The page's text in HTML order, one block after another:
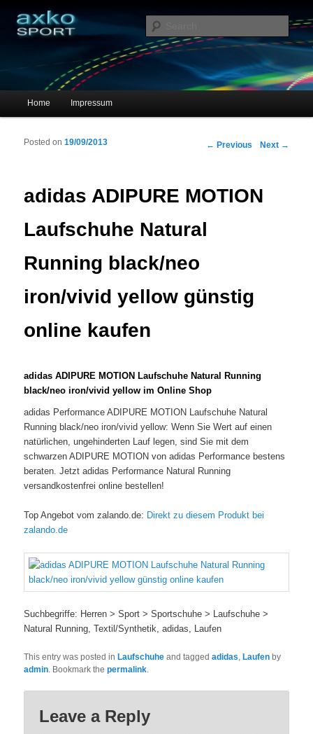
axko-sport – Sportschuhe online
Main menu
Skip to primary content
Skip to secondary content
Home Impressum
Post navigation
← Previous Next →
adidas ADIPURE MOTION
Laufschuhe Natural
Running black/neo
iron/vivid yellow günstig
online kaufen
Posted on19/09/2013
adidas ADIPURE MOTION Laufschuhe Natural Running
black/neo iron/vivid yellow im Online Shop
adidas Performance ADIPURE MOTION Laufschuhe Natural
Running black/neo iron/vivid yellow: Wenn Sie Wert auf einen
natürlichen, ungehinderten Lauf legen, sind Sie mit dem
schwarzen ADIPURE MOTION von adidas Performance bestens
beraten. Jetzt adidas Performance Natural Running
versandkostenfrei online bestellen!
Top Angebot vom zalando.de: Direkt zu diesem Produkt bei
zalando.de
Suchbegriffe: Herren > Sport > Sportschuhe > Laufschuhe >
Natural Running, Textil/Synthetik, adidas, Laufen
This entry was posted inLaufschuhe and taggedadidas,Laufen by
admin. Bookmark thepermalink.
Leave a Reply